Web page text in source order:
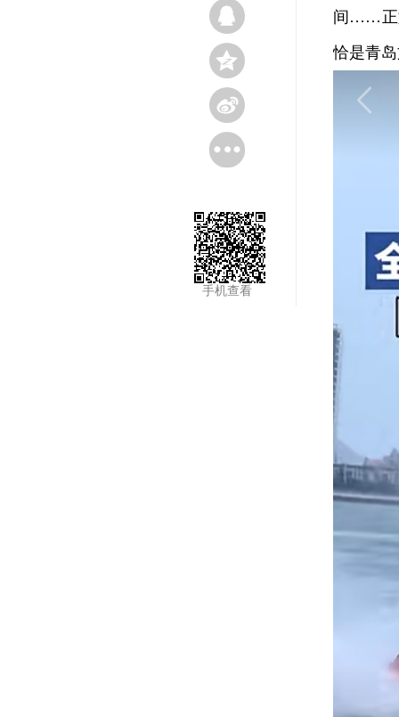
手机查看
间……正
恰是青